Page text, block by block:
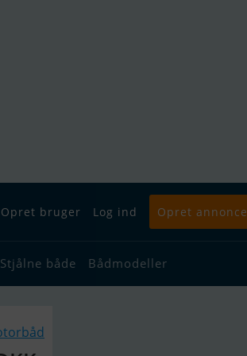
Opret bruger Log ind Opret annonce
Stjålne både Bådmodeller